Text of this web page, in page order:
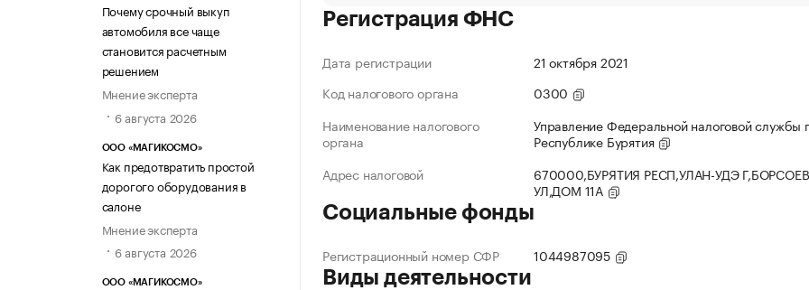
Почему срочный выкуп
автомобиля все чаще
становится расчетным
решением
Мнение эксперта
6 августа 2026
ООО «МАГИКОСМО»
Как предотвратить простой
дорогого оборудования в
салоне
Мнение эксперта
6 августа 2026
ООО «МАГИКОСМО»
Регистрация ФНС
Дата регистрации
21 октября 2021
Код налогового органа
0300
Наименование налогового
органа
Управление Федеральной налоговой службы
Республике Бурятия
Адрес налоговой
670000,БУРЯТИЯ РЕСП,УЛАН-УДЭ
УЛ,ДОМ 11А
Социальные фонды
Регистрационный номер СФР 1044987095
Виды деятельности